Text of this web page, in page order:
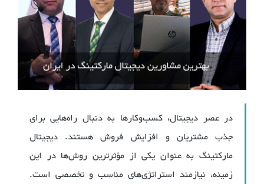
در عصر دیجیتال، کسب‌وکارها به دنبال راه‌هایی برای
جذب مشتریان و افزایش فروش هستند. دیجیتال
مارکتینگ به عنوان یکی از مؤثرترین روش‌ها در این
زمینه، نیازمند استراتژی‌های مناسب و تخصصی است.